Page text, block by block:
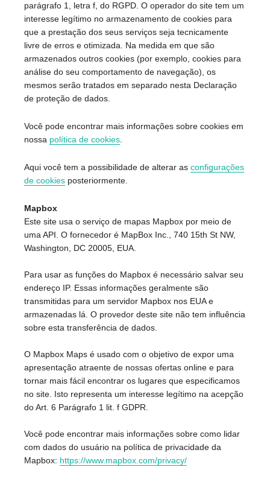
parágrafo 1, letra f, do RGPD. O operador do site tem um
interesse legítimo no armazenamento de cookies para
que a prestação dos seus serviços seja tecnicamente
livre de erros e otimizada. Na medida em que são
armazenados outros cookies (por exemplo, cookies para
análise do seu comportamento de navegação), os
mesmos serão tratados em separado nesta Declaração
de proteção de dados.
Você pode encontrar mais informações sobre cookies em
nossa política de cookies
Aqui você tem a possibilidade de alterar as configurações
de cookies posteriormente.
Mapbox
Este site usa o serviço de mapas Mapbox por meio de
uma API. O fornecedor é MapBox Inc., 740 15th St NW,
Washington, DC 20005, EUA.
Para usar as funções do Mapbox é necessário salvar seu
endereço IP. Essas informações geralmente são
transmitidas para um servidor Mapbox nos EUA e
armazenadas lá. O provedor deste site não tem influência
sobre esta transferência de dados.
O Mapbox Maps é usado com o objetivo de expor uma
apresentação atraente de nossas ofertas online e para
tornar mais fácil encontrar os lugares que especificamos
no site. Isto representa um interesse legítimo na acepção
do Art. 6 Parágrafo 1 lit. f GDPR.
Você pode encontrar mais informações sobre como lidar
com dados do usuário na política de privacidade da
Mapbox: https://www.mapbox.com/privacy/